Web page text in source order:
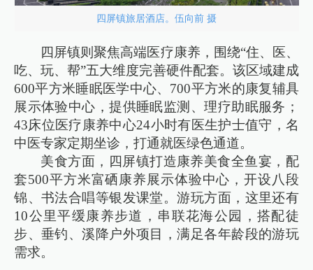
四屏镇旅居酒店。伍向前 摄
四屏镇则聚焦高端医疗康养，围绕“住、医、
吃、玩、帮”五大维度完善硬件配套。该区域建成
600平方米睡眠医学中心、700平方米的康复辅具
展示体验中心，提供睡眠监测、理疗助眠服务；
43床位医疗康养中心24小时有医生护士值守，名
中医专家定期坐诊，打通就医绿色通道。
美食方面，四屏镇打造康养美食全鱼宴，配
套500平方米富硒康养展示体验中心，开设八段
锦、书法合唱等银发课堂。游玩方面，这里还有
10公里平缓康养步道，串联花海公园，搭配徒
步、垂钓、溪降户外项目，满足各年龄段的游玩
需求。